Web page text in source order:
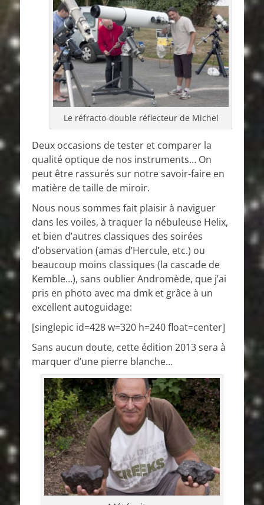
Le réfracto-double réflecteur de Michel
Deux occasions de tester et comparer la
qualité optique de nos instruments… On
peut être rassurés sur notre savoir-faire en
matière de taille de miroir.
Nous nous sommes fait plaisir à naviguer
dans les voiles, à traquer la nébuleuse Helix,
et bien d’autres classiques des soirées
d’observation (amas d’Hercule, etc.) ou
beaucoup moins classiques (la cascade de
Kemble…), sans oublier Andromède, que j’ai
pris en photo avec ma dmk et grâce à un
excellent autoguidage:
[singlepic id=428 w=320 h=240 float=center]
Sans aucun doute, cette édition 2013 sera à
marquer d’une pierre blanche…